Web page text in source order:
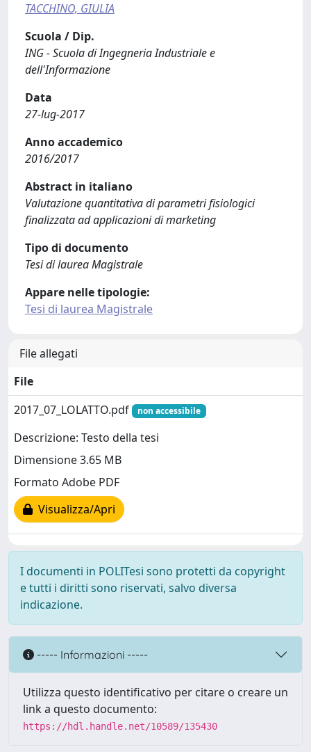
TACCHINO, GIULIA
Scuola / Dip.
ING - Scuola di Ingegneria Industriale e
dell'Informazione
Data
27-lug-2017
Anno accademico
2016/2017
Abstract in italiano
Valutazione quantitativa di parametri fisiologici
finalizzata ad applicazioni di marketing
Tipo di documento
Tesi di laurea Magistrale
Appare nelle tipologie:
Tesi di laurea Magistrale
File allegati
File
2017_07_LOLATTO.pdf
non accessibile
Descrizione: Testo della tesi
Dimensione 3.65 MB
Formato Adobe PDF
Visualizza/Apri
I documenti in POLITesi sono protetti da copyright
e tutti i diritti sono riservati, salvo diversa
indicazione.
----- Informazioni -----
Utilizza questo identificativo per citare o creare un
link a questo documento:
https://hdl.handle.net/10589/135430